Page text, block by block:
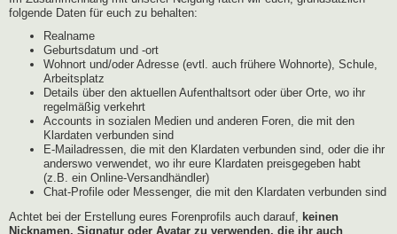
folgende Daten für euch zu behalten:
Realname
Geburtsdatum und -ort
Wohnort und/oder Adresse (evtl. auch frühere Wohnorte), Schule,
Arbeitsplatz
Details über den aktuellen Aufenthaltsort oder über Orte, wo ihr
regelmäßig verkehrt
Accounts in sozialen Medien und anderen Foren, die mit den
Klardaten verbunden sind
E-Mailadressen, die mit den Klardaten verbunden sind, oder die ihr
anderswo verwendet, wo ihr eure Klardaten preisgegeben habt
(z.B. ein Online-Versandhändler)
Chat-Profile oder Messenger, die mit den Klardaten verbunden sind
Achtet bei der Erstellung eures Forenprofils auch darauf, keinen
Nicknamen, Signatur oder Avatar zu verwenden, die ihr auch